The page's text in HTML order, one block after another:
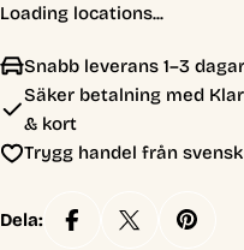
Loading locations...
Snabb leverans 1–3 dagar
Säker betalning med
& kort
Trygg handel från
Dela: